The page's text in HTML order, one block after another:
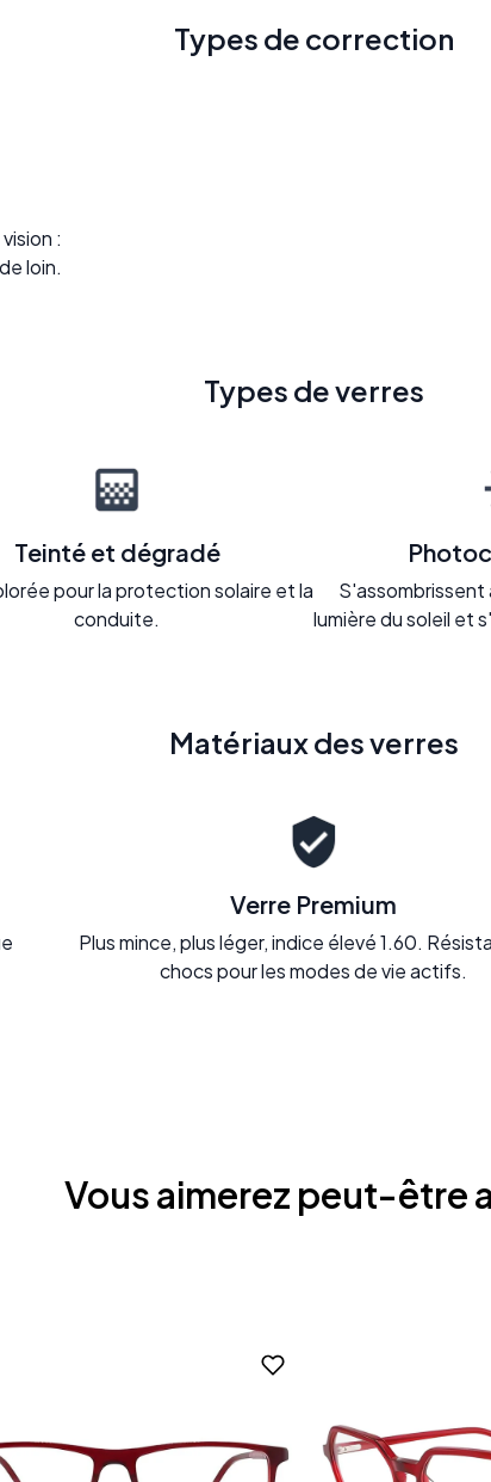
Types de correction
:
loin.
Types de verres
Teinté et dégradé
pour la protection solaire et la
conduite.
lumière du soleil et
Matériaux des verres
Verre Premium
Plus mince, plus léger, indice élevé 1.60.
chocs pour les modes de vie actifs.
Vous aimerez peut-être